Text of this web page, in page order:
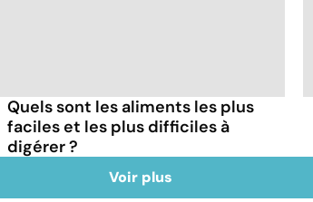
Quels sont les aliments les plus
faciles et les plus difficiles à
digérer ?
Voir plus